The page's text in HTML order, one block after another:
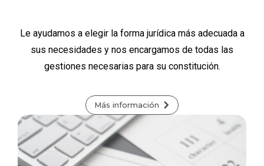
Le ayudamos a elegir la forma jurídica más adecuada a
sus necesidades y nos encargamos de todas las
gestiones necesarias para su constitución.
Más información